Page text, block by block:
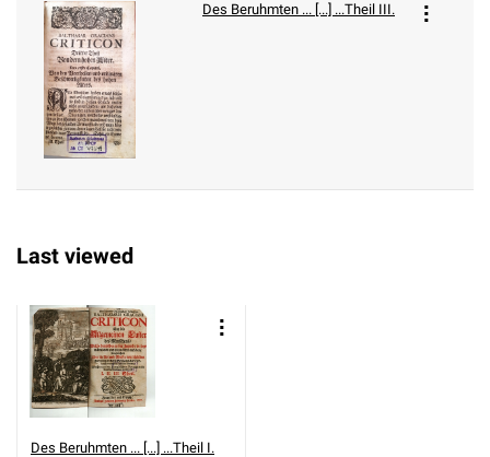
Des Beruhmten ... [...] ...Theil III.
Last viewed
Des Beruhmten ... [...] ...Theil I.